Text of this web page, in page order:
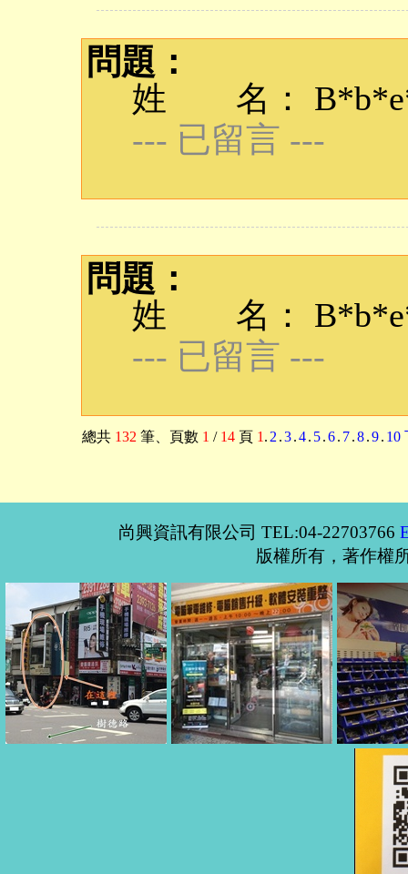
問題：
姓 名：
--- 已留言 ---
問題：
姓 名：
--- 已留言 ---
總共 132 筆 、頁數 1 / 14 頁 1 . 2 .3.4. 5.6. 7.8.9. 10
尚興資訊有限公司 TEL:04-22703766
版權所有，著作權